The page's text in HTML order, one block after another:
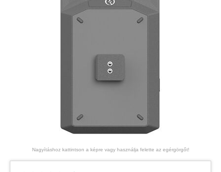
Nagyításhoz kattintson a képre vagy használja felette az egérgörgőt!